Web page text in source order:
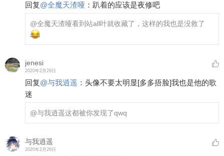
回复@全魔天渣哑 ： 趴着的应该是夜修吧
@全魔天渣哑看到站all叶就收藏了，这样的我也是没救了
jenesi
2020年2月26日
回复@与我逍遥 ： 头像不要太明显[多多捂脸]我也是他的歌
迷
@与我逍遥这都被你发现了qwq
与我逍遥
2020年2月26日